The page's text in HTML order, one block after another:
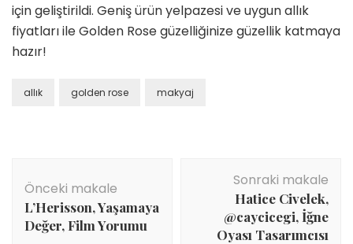
için geliştirildi. Geniş ürün yelpazesi ve uygun allık
fiyatları ile Golden Rose güzelliğinize güzellik katmaya
hazır!
allık golden rose makyaj
dolaşımı
Önceki makale
L’Herisson, Yaşamaya
Değer, Film Yorumu
Sonraki makale
Hatice Civelek,
@caycicegi, İğne
Oyası Tasarımcısı